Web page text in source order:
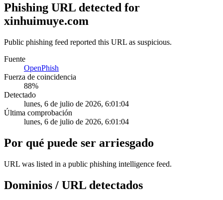
Phishing URL detected for
xinhuimuye.com
Public phishing feed reported this URL as suspicious.
Fuente
OpenPhish
Fuerza de coincidencia
88%
Detectado
lunes, 6 de julio de 2026, 6:01:04
Última comprobación
lunes, 6 de julio de 2026, 6:01:04
Por qué puede ser arriesgado
URL was listed in a public phishing intelligence feed.
Dominios / URL detectados